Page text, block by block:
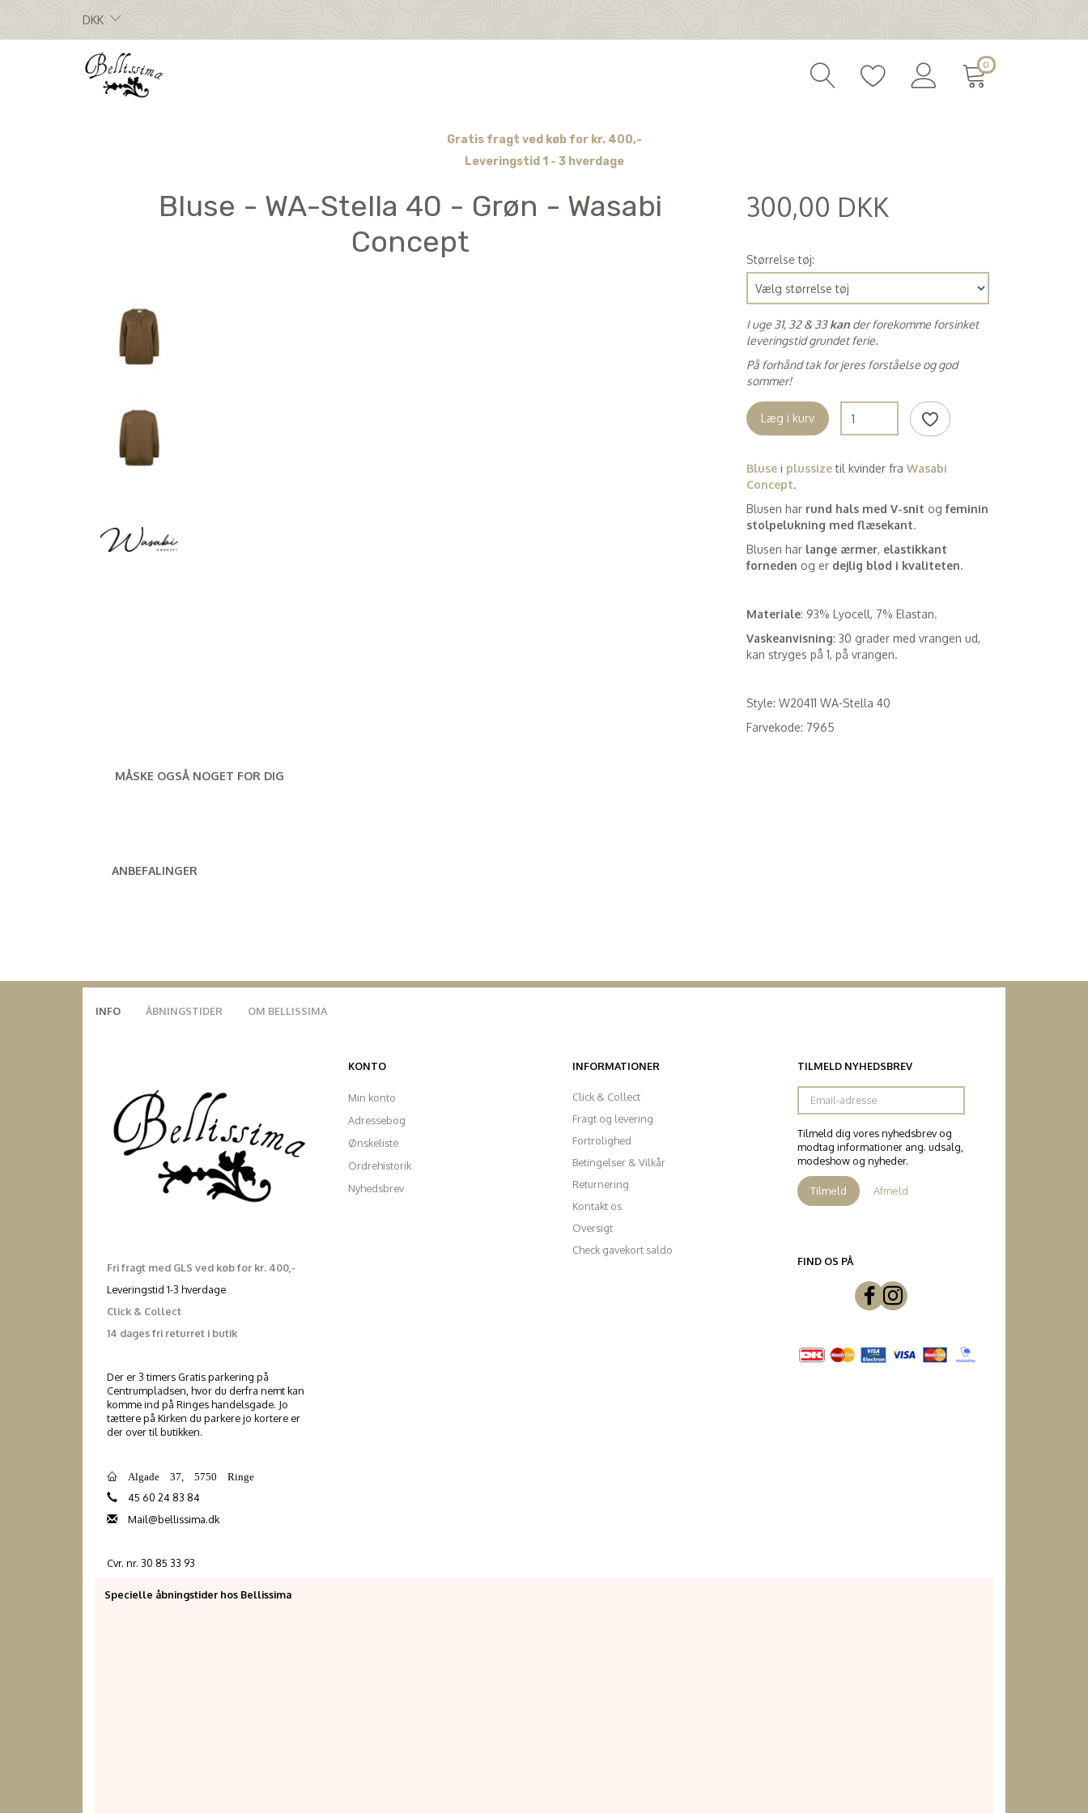
DKK
0
Gratis fragt ved køb for kr. 400,-
Leveringstid 1 - 3 hverdage
Bluse - WA-Stella 40 - Grøn - Wasabi
Concept
300,00 DKK
Størrelse tøj:
I uge 31, 32 & 33kan der forekomme forsinket
leveringstid grundet ferie.
På forhånd tak for jeres forståelse og god
sommer!
Læg i kurv
Bluse i plussize til kvinder fra Wasabi
Concept.
Blusen har rund hals med V-snit ogfeminin
stolpelukning med flæsekant.
Blusen har lange ærmer, elastikkant
forneden og er dejlig blød i kvaliteten.
Materiale: 93% Lyocell, 7% Elastan.
Vaskeanvisning: 30 grader med vrangen ud,
kan stryges på 1, på vrangen.
Style: W20411 WA-Stella 40
Farvekode: 7965
MÅSKE OGSÅ NOGET FOR DIG
ANBEFALINGER
INFO ÅBNINGSTIDER OM BELLISSIMA
Fri fragt med GLS ved køb for kr. 400,-
Leveringstid 1-3 hverdage
Click & Collect
14 dages fri returret i butik
Der er 3 timers Gratis parkering på
Centrumpladsen, hvor du derfra nemt kan
komme ind på Ringes handelsgade. Jo
tættere på Kirken du parkere jo kortere er
der over til butikken.
Algade 37, 5750 Ringe
45 60 24 83 84
Mail@bellissima.dk
Cvr. nr. 30 85 33 93
KONTO
Min konto
Adressebog
Ønskeliste
Ordrehistorik
Nyhedsbrev
INFORMATIONER
Click & Collect
Fragt og levering
Fortrolighed
Betingelser & Vilkår
Returnering
Kontakt os
Oversigt
Check gavekort saldo
TILMELD NYHEDSBREV
Email-
adresse
Tilmeld dig vores nyhedsbrev og
modtag informationer ang. udsalg,
modeshow og nyheder.
Tilmeld Afmeld
FIND OS PÅ
Specielle åbningstider hos Bellissima